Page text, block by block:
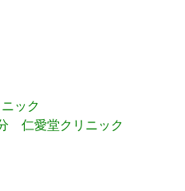
ック
仁愛堂クリニック